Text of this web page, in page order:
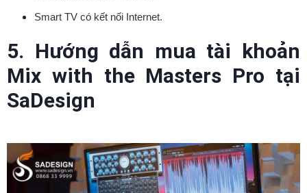
Smart TV có kết nối Internet.
5. Hướng dẫn mua tài khoản
Mix with the Masters Pro tại
SaDesign